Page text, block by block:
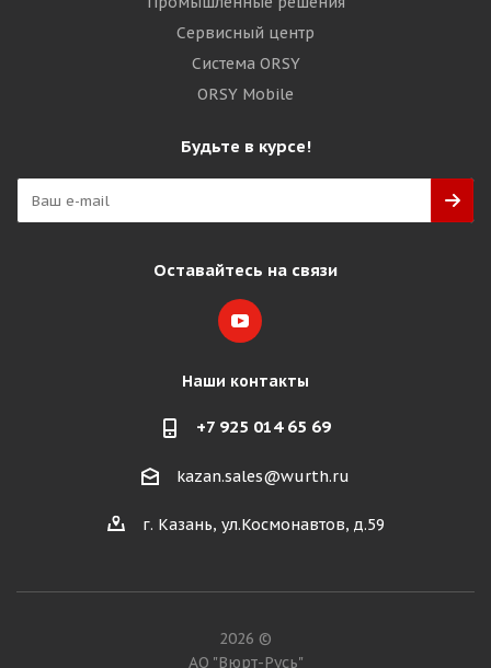
Сервисный центр
Система ORSY
ORSY Mobile
Будьте в курсе!
Оставайтесь на связи
Наши контакты
+7 925 014 65 69
kazan.sales@wurth.ru
г. Казань, ул.Космонавтов, д.59
2026 ©
АО "Вюрт-Русь"